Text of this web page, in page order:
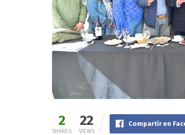
2
SHARES
22
VIEWS
Compartir en